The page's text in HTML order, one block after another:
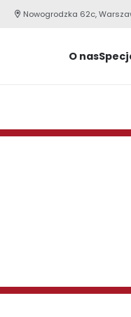
Nowogrodzka 62c,
O nas